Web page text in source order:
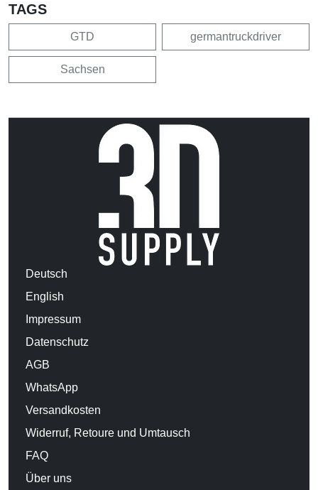
TAGS
GTD germantruckdriver
Sachsen
Deutsch
English
Impressum
Datenschutz
AGB
WhatsApp
Versandkosten
Widerruf, Retoure und Umtausch
FAQ
Über uns